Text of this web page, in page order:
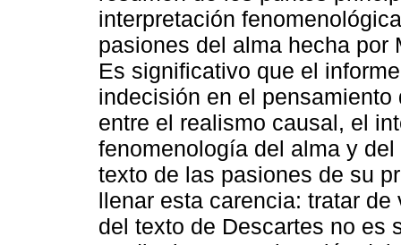
interpretación
pasiones del alma hecha por
Es significativo que el
indecisión en el pensamiento
entre el realismo causal, el
fenomenología del alma y
texto de las pasiones de su
llenar esta carencia: tratar
del texto de Descartes no es